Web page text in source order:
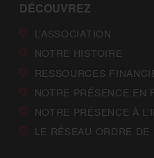
DÉCOUVREZ
L’ASSOCIATION
NOTRE HISTOIRE
RESSOURCES
NOTRE PRÉSENCE EN
NOTRE PRÉSENCE À
LE RÉSEAU ORDRE DE